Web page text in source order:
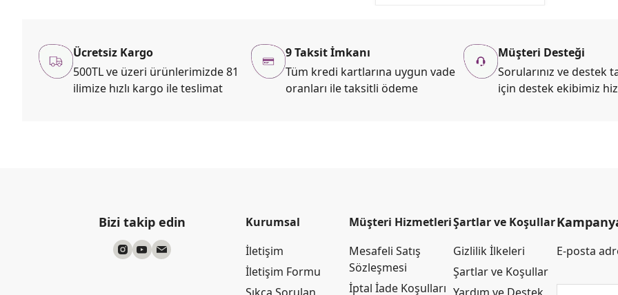
Ücretsiz Kargo
500TL ve üzeri ürünlerimizde 81
ilimize hızlı kargo ile teslimat
9 Taksit İmkanı
Tüm kredi kartlarına uygun vade
oranları ile taksitli ödeme
Müşteri Desteği
Sorularınız ve destek
için destek ekibimiz
Bizi takip edin
Kurumsal
İletişim
İletişim Formu
Müşteri Hizmetleri
Mesafeli Satış
Sözleşmesi
İptal İade Koşulları
Şartlar ve Koşullar
Gizlilik İlkeleri
Şartlar ve Koşullar
E-posta